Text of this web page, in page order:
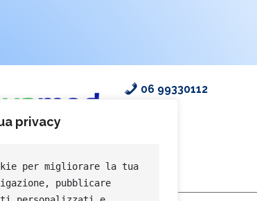
privacy
per migliorare la tua
pubblicare
06 99330112